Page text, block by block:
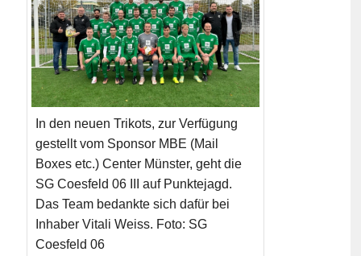
In den neuen Trikots, zur Verfügung
gestellt vom Sponsor MBE (Mail
Boxes etc.) Center Münster, geht die
SG Coesfeld 06 III auf Punktejagd.
Das Team bedankte sich dafür bei
Inhaber Vitali Weiss. Foto: SG
Coesfeld 06